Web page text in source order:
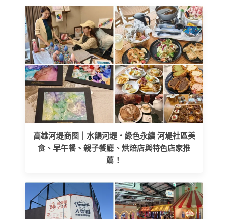
高雄河堤商圈｜水韻河堤‧綠色永續 河堤社區美
食、早午餐、親子餐廳、烘焙店與特色店家推
薦！